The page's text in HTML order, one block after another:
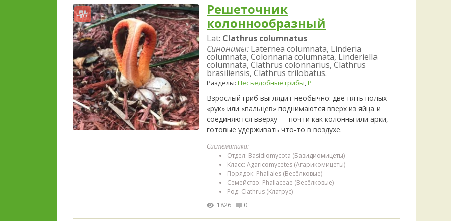
Решеточник
колоннообразный
Lat: Clathrus columnatus
Синонимы: Laternea columnata, Linderia
columnata, Colonnaria columnata, Linderiella
columnata, Clathrus colonnarius, Clathrus
brasiliensis, Clathrus trilobatus.
Разделы: Несъедобные грибы,Р
Взрослый гриб выглядит необычно: две-пять полых
«рук» или «пальцев» поднимаются вверх из яйца и
соединяются вверху — почти как колонны или арки,
готовые удерживать что-то в воздухе.
Систематика:
Отдел: Basidiomycota (Базидиомицеты)
Класс: Agaricomycetes (Агарикомицеты)
Порядок: Phallales (Весёлковые)
Семейство: Phallaceae (Весёлковые)
Род: Clathrus (Клатрус)
1826
0